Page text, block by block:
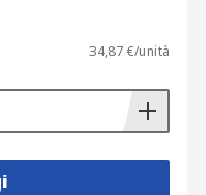
34,87 €/unità